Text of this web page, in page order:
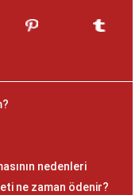
nedenleri
ne zaman ödenir?